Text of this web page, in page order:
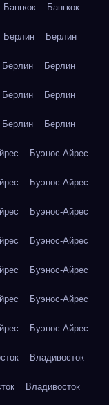
Бангкок Бангкок
Берлин Берлин
Берлин Берлин
Берлин Берлин
Берлин Берлин
Буэнос-Айрес
Буэнос-Айрес
Буэнос-Айрес
Буэнос-Айрес
Буэнос-Айрес
Буэнос-Айрес
Буэнос-Айрес
Владивосток
Владивосток